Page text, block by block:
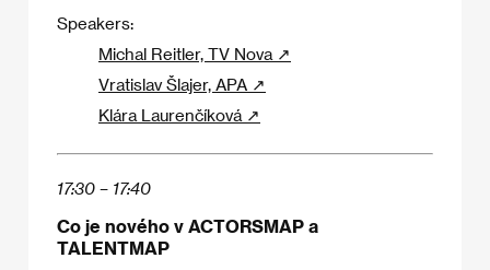
Speakers:
Michal Reitler, TV Nova ↗
Vratislav Šlajer, APA ↗
Klára Laurenčíková ↗
17:30 – 17:40
Co je nového v ACTORSMAP a
TALENTMAP